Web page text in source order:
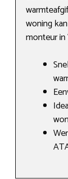
woning
monteur in